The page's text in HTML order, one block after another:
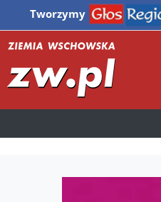
Tworzymy